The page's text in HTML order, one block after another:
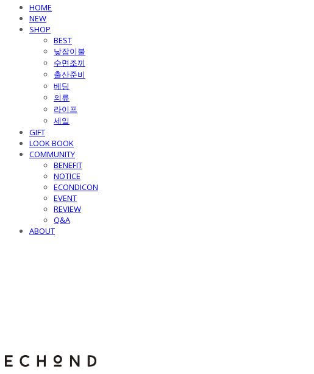
HOME
NEW
SHOP
BEST
낮잠이불
수면조끼
출산준비
베딩
의류
라이프
세일
GIFT
LOOK BOOK
COMMUNITY
BENEFIT
NOTICE
ECONDICON
EVENT
REVIEW
Q&A
ABOUT